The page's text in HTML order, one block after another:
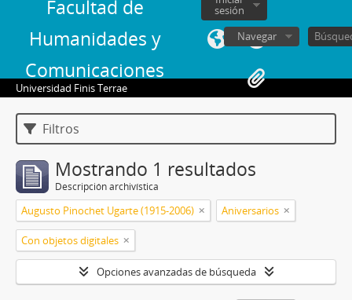
Facultad de
Humanidades y
Comunicaciones
sesión
Navegar
Universidad Finis Terrae
Filtros
Mostrando 1 resultados
Descripción archivística
Augusto Pinochet Ugarte (1915-2006) Aniversarios
Con objetos digitales
Opciones avanzadas de búsqueda